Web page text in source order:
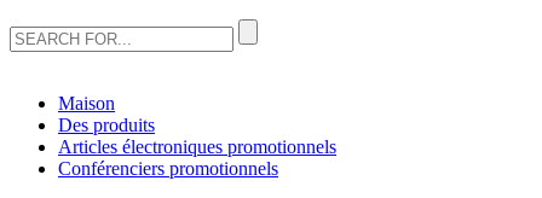
Maison
Des produits
Articles électroniques promotionnels
Conférenciers promotionnels